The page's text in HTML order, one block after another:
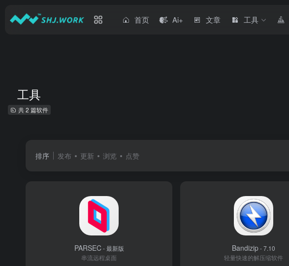
首页 Ai+ 文章 工具
工具
共 2 篇软件
排序 发布 更新 浏览 点赞
PARSEC- 最新版
串流远程桌面
Bandizip- 7.10
轻量快速的解压缩软件